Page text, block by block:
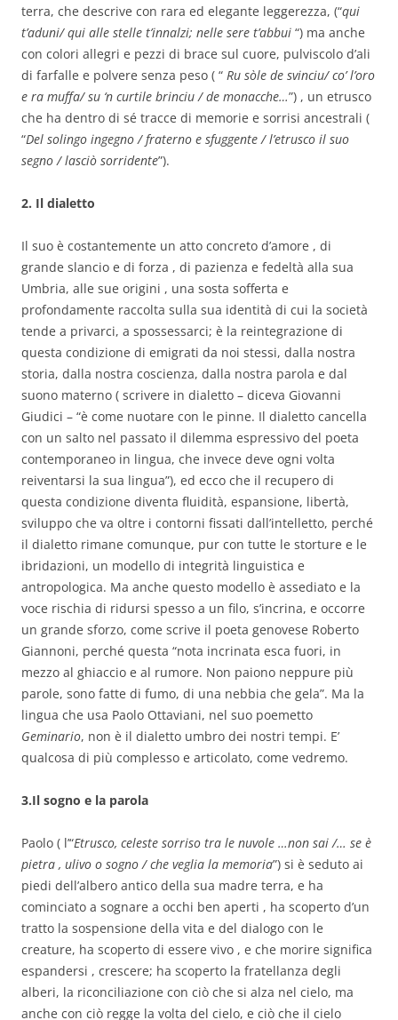
terra, che descrive con rara ed elegante leggerezza, (“qui
t’aduni/ qui alle stelle t’innalzi; nelle sere t’abbui “) ma anche
con colori allegri e pezzi di brace sul cuore, pulviscolo d’ali
di farfalle e polvere senza peso ( “ Ru sòle de svinciu/ co’ l’oro
e ra muffa/ su ‘n curtile brinciu / de monacche…”) , un etrusco
che ha dentro di sé tracce di memorie e sorrisi ancestrali (
“Del solingo ingegno / fraterno e sfuggente / l’etrusco il suo
segno / lasciò sorridente”).
2. Il dialetto
Il suo è costantemente un atto concreto d’amore , di
grande slancio e di forza , di pazienza e fedeltà alla sua
Umbria, alle sue origini , una sosta sofferta e
profondamente raccolta sulla sua identità di cui la società
tende a privarci, a spossessarci; è la reintegrazione di
questa condizione di emigrati da noi stessi, dalla nostra
storia, dalla nostra coscienza, dalla nostra parola e dal
suono materno ( scrivere in dialetto – diceva Giovanni
Giudici – “è come nuotare con le pinne. Il dialetto cancella
con un salto nel passato il dilemma espressivo del poeta
contemporaneo in lingua, che invece deve ogni volta
reiventarsi la sua lingua”), ed ecco che il recupero di
questa condizione diventa fluidità, espansione, libertà,
sviluppo che va oltre i contorni fissati dall’intelletto, perché
il dialetto rimane comunque, pur con tutte le storture e le
ibridazioni, un modello di integrità linguistica e
antropologica. Ma anche questo modello è assediato e la
voce rischia di ridursi spesso a un filo, s’incrina, e occorre
un grande sforzo, come scrive il poeta genovese Roberto
Giannoni, perché questa “nota incrinata esca fuori, in
mezzo al ghiaccio e al rumore. Non paiono neppure più
parole, sono fatte di fumo, di una nebbia che gela”. Ma la
lingua che usa Paolo Ottaviani, nel suo poemetto
Geminario, non è il dialetto umbro dei nostri tempi. E’
qualcosa di più complesso e articolato, come vedremo.
3.Il sogno e la parola
Paolo ( l’“Etrusco, celeste sorriso tra le nuvole …non sai /… se è
pietra , ulivo o sogno / che veglia la memoria”) si è seduto ai
piedi dell’albero antico della sua madre terra, e ha
cominciato a sognare a occhi ben aperti , ha scoperto d’un
tratto la sospensione della vita e del dialogo con le
creature, ha scoperto di essere vivo , e che morire significa
espandersi , crescere; ha scoperto la fratellanza degli
alberi, la riconciliazione con ciò che si alza nel cielo, ma
anche con ciò regge la volta del cielo, e ciò che il cielo